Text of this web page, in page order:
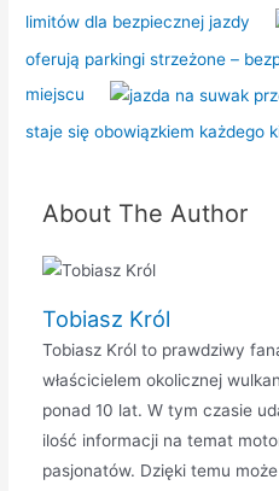
limitów dla bezpiecznej jazdy
oferują parkingi strzeżone –
miejscu
staje się obowiązkiem każdego
About The Author
Tobiasz Król
Tobiasz Król to prawdziwy
właścicielem okolicznej
ponad 10 lat. W tym czasie
ilość informacji na temat
pasjonatów. Dzięki temu